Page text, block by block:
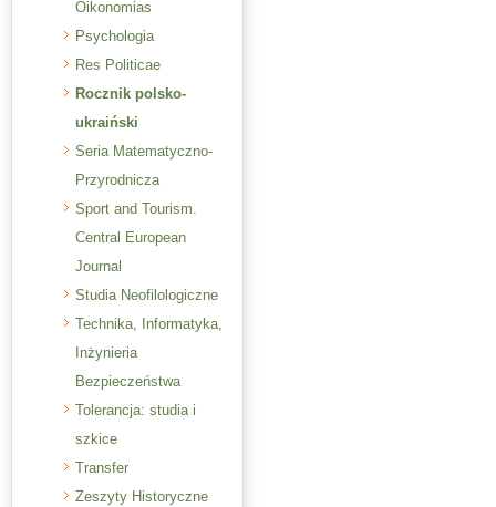
Oikonomias
Psychologia
Res Politicae
Rocznik polsko-
ukraiński
Seria Matematyczno-
Przyrodnicza
Sport and Tourism.
Central European
Journal
Studia Neofilologiczne
Technika, Informatyka,
Inżynieria
Bezpieczeństwa
Tolerancja: studia i
szkice
Transfer
Zeszyty Historyczne